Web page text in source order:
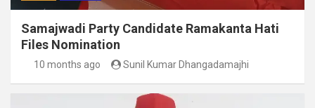
Samajwadi Party Candidate Ramakanta Hati
Files Nomination
10 months ago Sunil Kumar Dhangadamajhi